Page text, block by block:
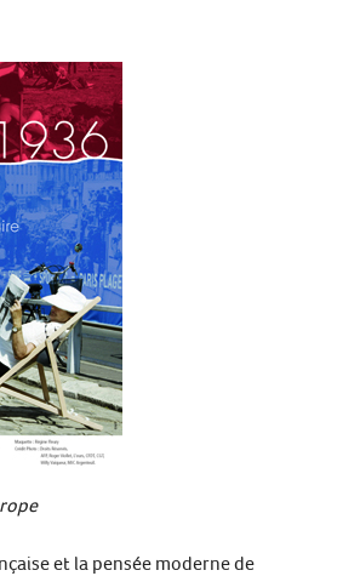
et la pensée moderne de